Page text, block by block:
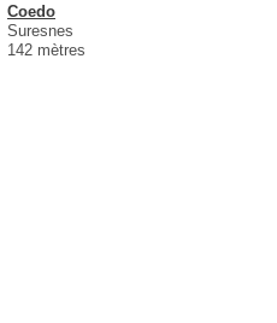
Coedo
Suresnes
142 mètres